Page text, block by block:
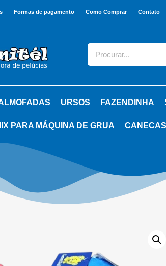
Formas de pagamento Como Comprar Contato
URSOS FAZENDINHA
PARA MÁQUINA DE GRUA CANECAS